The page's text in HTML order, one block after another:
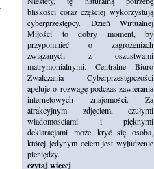
bliskości coraz częściej wykorzystują
cyberprzestępcy. Dzień Wirtualnej
Miłości to dobry moment, by
przypomnieć o zagrożeniach
związanych z oszustwami
matrymonialnymi. Centralne Biuro
Zwalczania Cyberprzestępczości
apeluje o rozwagę podczas zawierania
internetowych znajomości. Za
atrakcyjnym zdjęciem, czułymi
wiadomościami i pięknymi
deklaracjami może kryć się osoba,
której jedynym celem jest wyłudzenie
pieniędzy.
czytaj więcej